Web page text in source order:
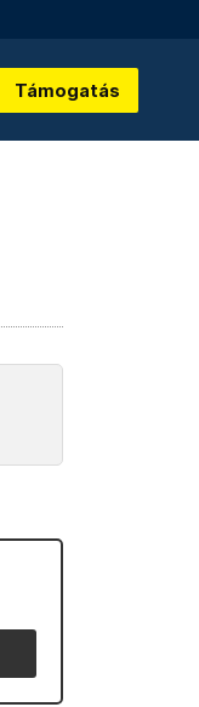
Támogatás